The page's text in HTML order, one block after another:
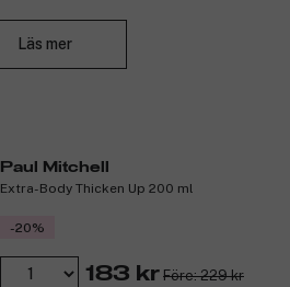
Läs mer
Paul Mitchell
Extra-Body Thicken Up 200 ml
-20%
183 kr Före: 229 kr